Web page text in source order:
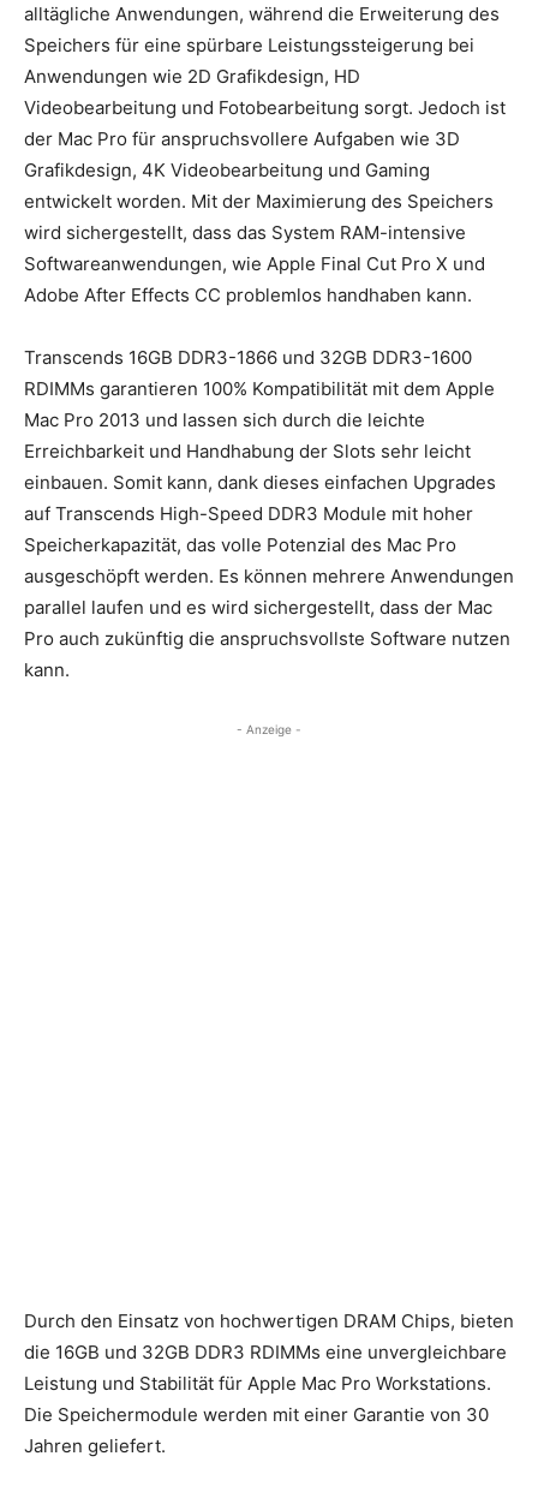
alltägliche Anwendungen, während die Erweiterung des
Speichers für eine spürbare Leistungssteigerung bei
Anwendungen wie 2D Grafikdesign, HD
Videobearbeitung und Fotobearbeitung sorgt. Jedoch ist
der Mac Pro für anspruchsvollere Aufgaben wie 3D
Grafikdesign, 4K Videobearbeitung und Gaming
entwickelt worden. Mit der Maximierung des Speichers
wird sichergestellt, dass das System RAM-intensive
Softwareanwendungen, wie Apple Final Cut Pro X und
Adobe After Effects CC problemlos handhaben kann.
Transcends 16GB DDR3-1866 und 32GB DDR3-1600
RDIMMs garantieren 100% Kompatibilität mit dem Apple
Mac Pro 2013 und lassen sich durch die leichte
Erreichbarkeit und Handhabung der Slots sehr leicht
einbauen. Somit kann, dank dieses einfachen Upgrades
auf Transcends High-Speed DDR3 Module mit hoher
Speicherkapazität, das volle Potenzial des Mac Pro
ausgeschöpft werden. Es können mehrere Anwendungen
parallel laufen und es wird sichergestellt, dass der Mac
Pro auch zukünftig die anspruchsvollste Software nutzen
kann.
- Anzeige -
Durch den Einsatz von hochwertigen DRAM Chips, bieten
die 16GB und 32GB DDR3 RDIMMs eine unvergleichbare
Leistung und Stabilität für Apple Mac Pro Workstations.
Die Speichermodule werden mit einer Garantie von 30
Jahren geliefert.